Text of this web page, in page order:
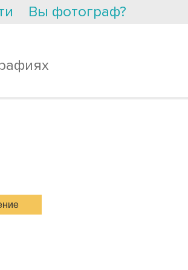
Вы фотограф?